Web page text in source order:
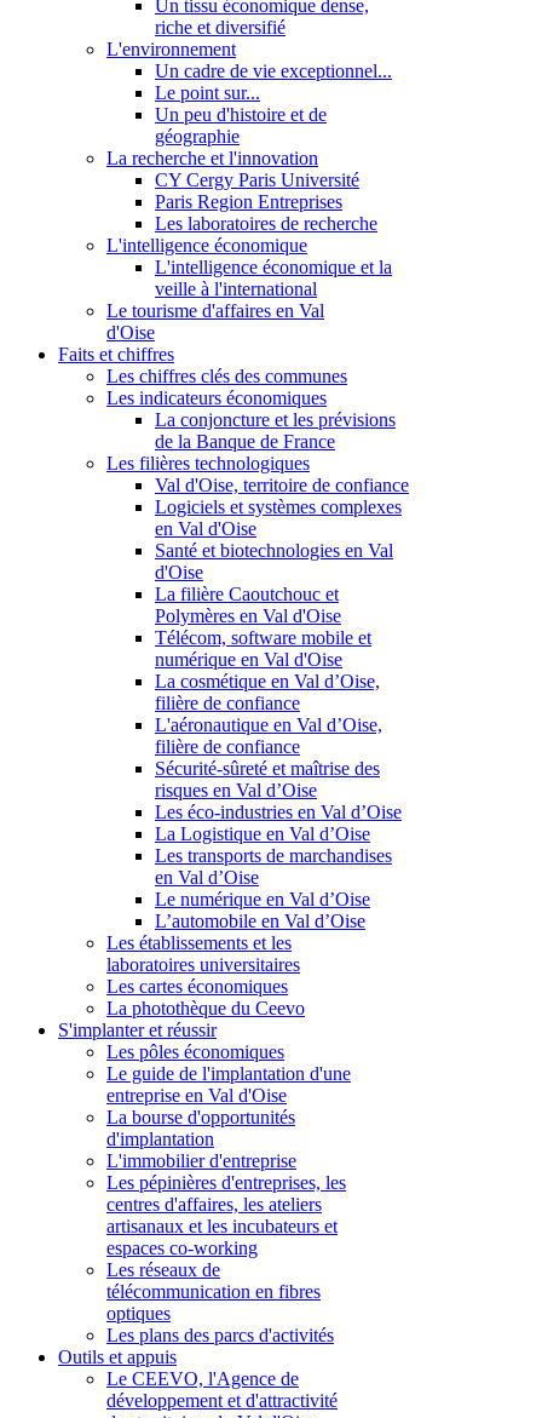
Un tissu économique dense,
riche et diversifié
L'environnement
Un cadre de vie exceptionnel...
Le point sur...
Un peu d'histoire et de
géographie
La recherche et l'innovation
CY Cergy Paris Université
Paris Region Entreprises
Les laboratoires de recherche
L'intelligence économique
L'intelligence économique et la
veille à l'international
Le tourisme d'affaires en Val
d'Oise
Faits et chiffres
Les chiffres clés des communes
Les indicateurs économiques
La conjoncture et les prévisions
de la Banque de France
Les filières technologiques
Val d'Oise, territoire de confiance
Logiciels et systèmes complexes
en Val d'Oise
Santé et biotechnologies en Val
d'Oise
La filière Caoutchouc et
Polymères en Val d'Oise
Télécom, software mobile et
numérique en Val d'Oise
La cosmétique en Val d’Oise,
filière de confiance
L'aéronautique en Val d’Oise,
filière de confiance
Sécurité-sûreté et maîtrise des
risques en Val d’Oise
Les éco-industries en Val d’Oise
La Logistique en Val d’Oise
Les transports de marchandises
en Val d’Oise
Le numérique en Val d’Oise
L’automobile en Val d’Oise
Les établissements et les
laboratoires universitaires
Les cartes économiques
La photothèque du Ceevo
S'implanter et réussir
Les pôles économiques
Le guide de l'implantation d'une
entreprise en Val d'Oise
La bourse d'opportunités
d'implantation
L'immobilier d'entreprise
Les pépinières d'entreprises, les
centres d'affaires, les ateliers
artisanaux et les incubateurs et
espaces co-working
Les réseaux de
télécommunication en fibres
optiques
Les plans des parcs d'activités
Outils et appuis
Le CEEVO, l'Agence de
développement et d'attractivité